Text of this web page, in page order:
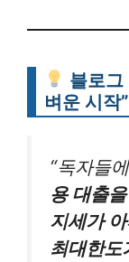
블로그
벼운 시작”
“독자들
용 대출
지세가
최대한